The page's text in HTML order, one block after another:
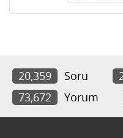
20,359 Soru
73,672
Yorum